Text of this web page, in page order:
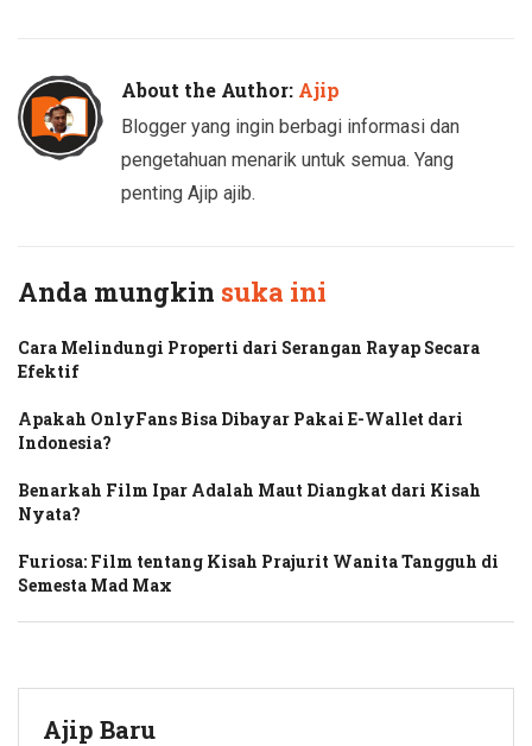
About the Author: Ajip
Blogger yang ingin berbagi informasi dan
pengetahuan menarik untuk semua. Yang
penting Ajip ajib.
Anda mungkin suka ini
Cara Melindungi Properti dari Serangan Rayap Secara
Efektif
Apakah OnlyFans Bisa Dibayar Pakai E-Wallet dari
Indonesia?
Benarkah Film Ipar Adalah Maut Diangkat dari Kisah
Nyata?
Furiosa: Film tentang Kisah Prajurit Wanita Tangguh di
Semesta Mad Max
Ajip Baru